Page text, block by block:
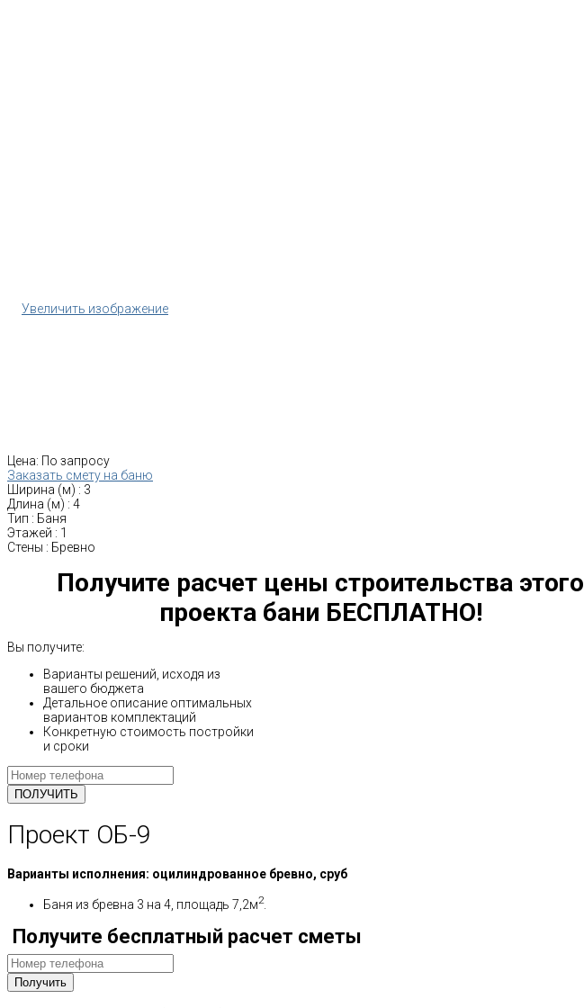
Увеличить изображение
Цена: По запросу
Заказать смету на баню
Ширина (м) : 3
Длина (м) : 4
Тип : Баня
Этажей : 1
Стены : Бревно
Получите расчет цены строительства этого
проекта бани БЕСПЛАТНО!
Вы получите:
Варианты решений, исходя из
вашего бюджета
Детальное описание оптимальных
вариантов комплектаций
Конкретную стоимость постройки
и сроки
Проект ОБ-9
Варианты исполнения: оцилиндрованное бревно, сруб
Баня из бревна 3 на 4, площадь 7,2м2.
Получите бесплатный расчет сметы